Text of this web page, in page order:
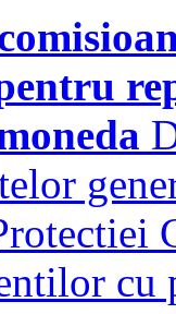
cu